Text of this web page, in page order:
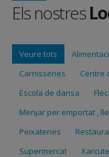
Els nostres
Veure tots
Carnisseries
Centre
Escola de dansa
Menjar per emportat ,
Peixateries
Supermercat